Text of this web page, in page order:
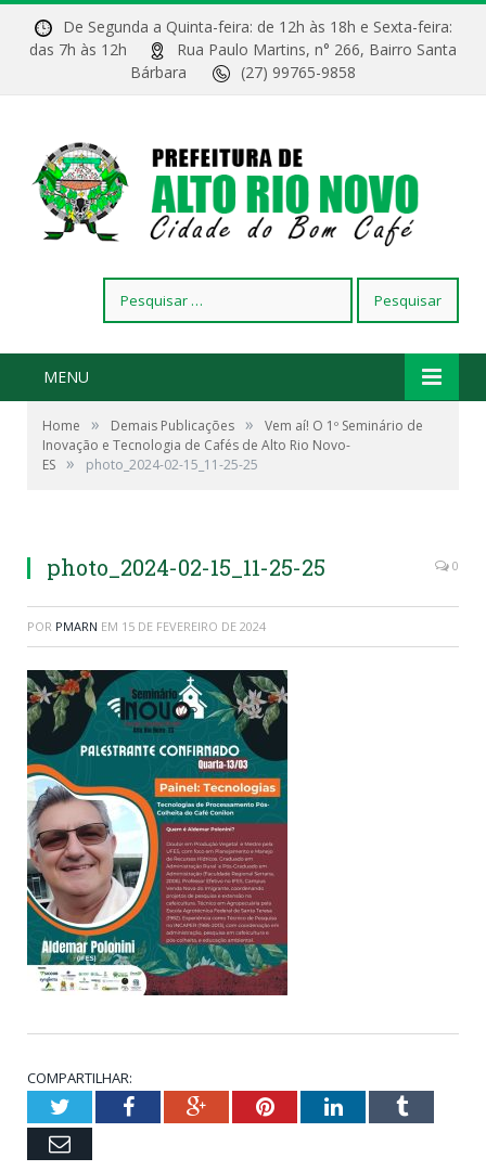
De Segunda a Quinta-feira: de 12h às 18h e Sexta-feira:
das 7h às 12h
Rua Paulo Martins, n° 266, Bairro Santa
Bárbara
(27) 99765-9858
por:
MENU
Home » Demais Publicações »
Vem aí! O 1º Seminário de
Inovação e Tecnologia de Cafés de Alto Rio Novo-
ES » photo_2024-02-15_11-25-25
photo_2024-02-15_11-25-25 0
POR PMARN EM 15 DE FEVEREIRO DE 2024
COMPARTILHAR:
TwitterFacebookGoogle+PinterestLinkedInTumblr
Email